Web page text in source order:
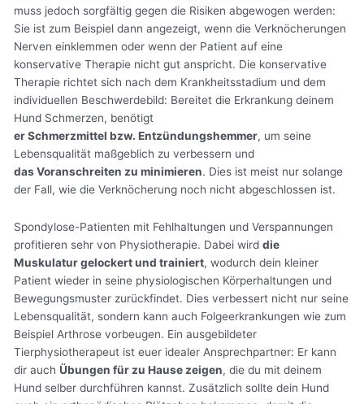
muss jedoch sorgfältig gegen die Risiken abgewogen werden:
Sie ist zum Beispiel dann angezeigt, wenn die Verknöcherungen
Nerven einklemmen oder wenn der Patient auf eine
konservative Therapie nicht gut anspricht. Die konservative
Therapie richtet sich nach dem Krankheitsstadium und dem
individuellen Beschwerdebild: Bereitet die Erkrankung deinem
Hund Schmerzen, benötigt
er Schmerzmittel bzw. Entzündungshemmer, um seine
Lebensqualität maßgeblich zu verbessern und
das Voranschreiten zu minimieren. Dies ist meist nur solange
der Fall, wie die Verknöcherung noch nicht abgeschlossen ist.
Spondylose-Patienten mit Fehlhaltungen und Verspannungen
profitieren sehr von Physiotherapie. Dabei wirddie
Muskulatur gelockert und trainiert, wodurch dein kleiner
Patient wieder in seine physiologischen Körperhaltungen und
Bewegungsmuster zurückfindet. Dies verbessert nicht nur seine
Lebensqualität, sondern kann auch Folgeerkrankungen wie zum
Beispiel Arthrose vorbeugen. Ein ausgebildeter
Tierphysiotherapeut ist euer idealer Ansprechpartner: Er kann
dir auchÜbungen für zu Hause zeigen, die du mit deinem
Hund selber durchführen kannst. Zusätzlich sollte dein Hund